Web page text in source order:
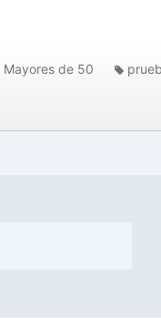
Mayores de 50